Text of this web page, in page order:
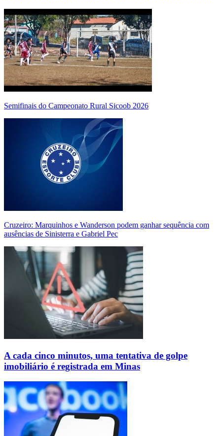
Semifinais do Campeonato Rural Sicoob 2026
Cruzeiro: Marquinhos e Wanderson podem ganhar sequência com
ausências de Sinisterra e Gabriel Pec
A cada cinco minutos, uma tentativa de golpe
imobiliário é registrada em Minas